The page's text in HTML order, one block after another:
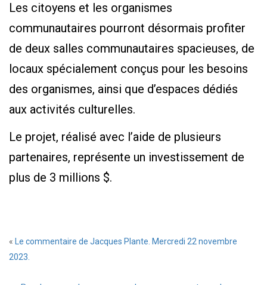
Les citoyens et les organismes
communautaires pourront désormais profiter
de deux salles communautaires spacieuses, de
locaux spécialement conçus pour les besoins
des organismes, ainsi que d’espaces dédiés
aux activités culturelles.
Le projet, réalisé avec l’aide de plusieurs
partenaires, représente un investissement de
plus de 3 millions $.
«
Le commentaire de Jacques Plante. Mercredi 22 novembre
2023.